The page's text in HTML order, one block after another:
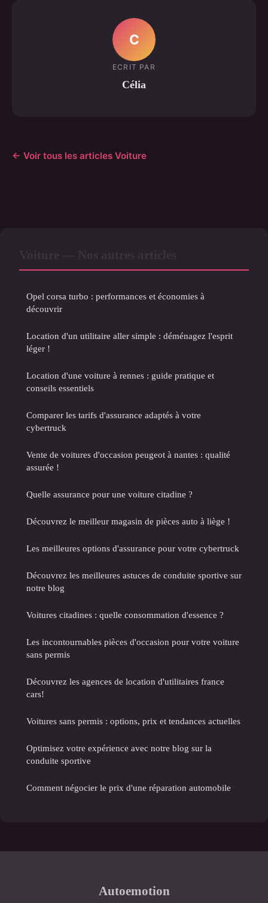
C
ECRIT PAR
Célia
← Voir tous les articles Voiture
Opel corsa turbo : performances et économies à
découvrir
Location d'un utilitaire aller simple : déménagez l'esprit
léger !
Location d'une voiture à rennes : guide pratique et
conseils essentiels
Comparer les tarifs d'assurance adaptés à votre
cybertruck
Vente de voitures d'occasion peugeot à nantes : qualité
assurée !
Quelle assurance pour une voiture citadine ?
Découvrez le meilleur magasin de pièces auto à liège !
Les meilleures options d'assurance pour votre cybertruck
Découvrez les meilleures astuces de conduite sportive sur
notre blog
Voitures citadines : quelle consommation d'essence ?
Les incontournables pièces d'occasion pour votre voiture
sans permis
Découvrez les agences de location d'utilitaires france
cars!
Voitures sans permis : options, prix et tendances actuelles
Optimisez votre expérience avec notre blog sur la
conduite sportive
Comment négocier le prix d'une réparation automobile
Autoemotion